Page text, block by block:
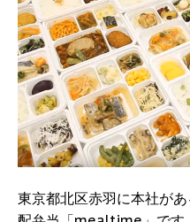
東京都北区赤羽に本社が